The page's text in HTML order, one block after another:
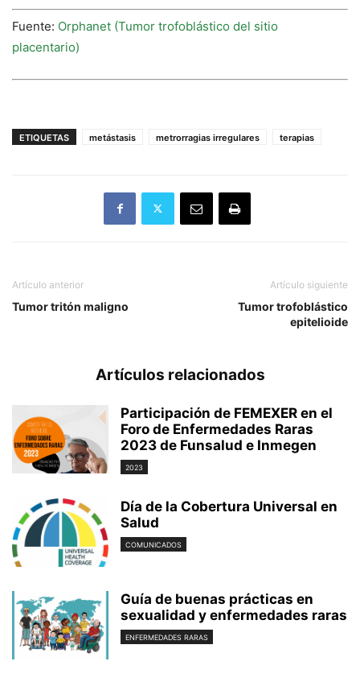
Fuente: Orphanet (Tumor trofoblástico del sitio
placentario)
ETIQUETAS metástasis metrorragias irregulares terapias
Artículo anterior
Tumor tritón maligno
Artículo siguiente
Tumor trofoblástico
epitelioide
Artículos relacionados
Participación de FEMEXER en el
Foro de Enfermedades Raras
2023 de Funsalud e Inmegen
2023
Día de la Cobertura Universal en
Salud
COMUNICADOS
Guía de buenas prácticas en
sexualidad y enfermedades raras
ENFERMEDADES RARAS